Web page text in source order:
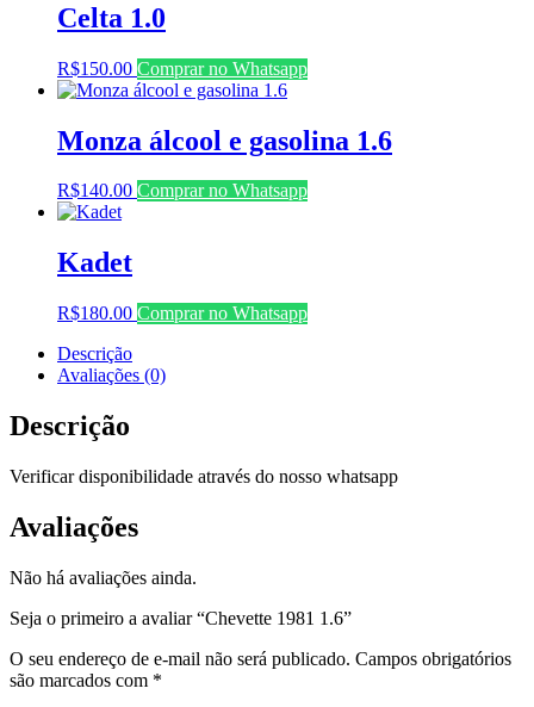
Celta 1.0
R$150.00 Comprar no Whatsapp
Monza álcool e gasolina 1.6
R$140.00 Comprar no Whatsapp
Kadet
R$180.00 Comprar no Whatsapp
Descrição
Avaliações (0)
Descrição
Verificar disponibilidade através do nosso whatsapp
Avaliações
Não há avaliações ainda.
Seja o primeiro a avaliar “Chevette 1981 1.6”
O seu endereço de e-mail não será publicado. Campos obrigatórios
são marcados com *